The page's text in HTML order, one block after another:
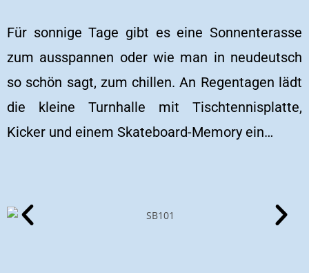
Für sonnige Tage gibt es eine Sonnenterasse
zum ausspannen oder wie man in neudeutsch
so schön sagt, zum chillen. An Regentagen lädt
die kleine Turnhalle mit Tischtennisplatte,
Kicker und einem Skateboard-Memory ein…